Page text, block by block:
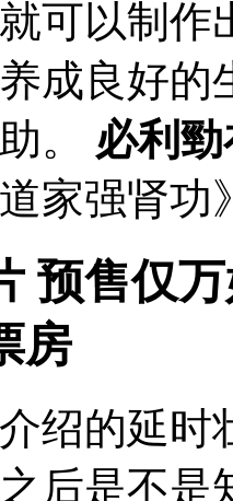
可以制
成良好的
。 必利
家强肾功
预售仅
房
绍的延
后是不是